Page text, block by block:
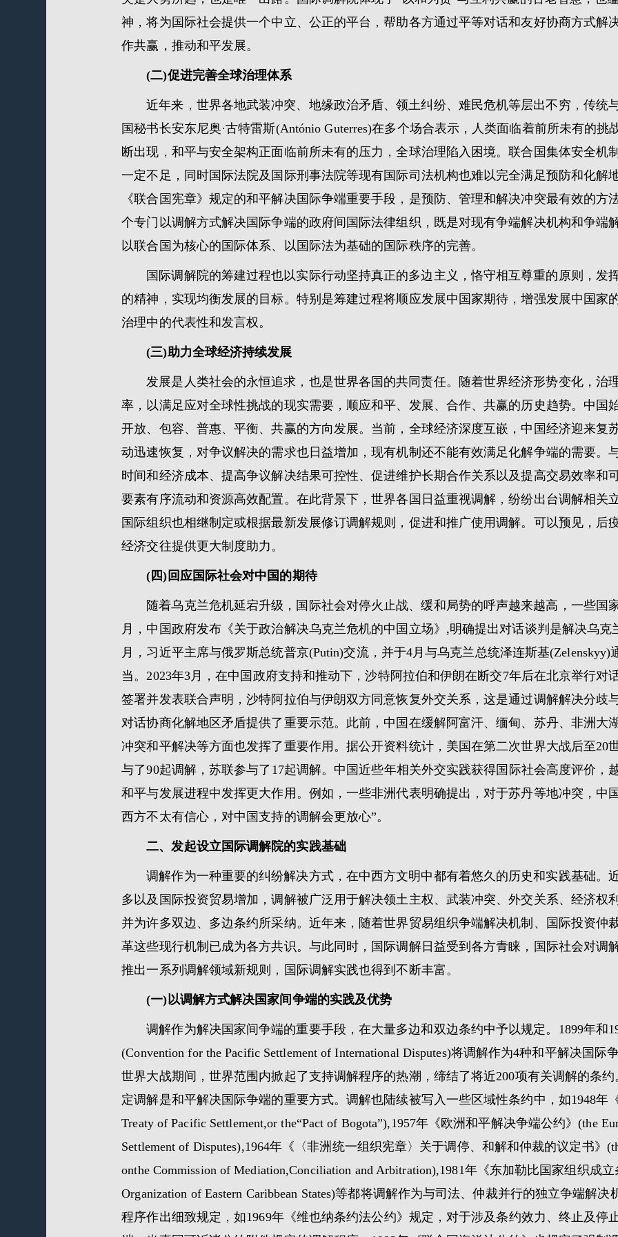
神，将为国际社会提供一个中立、公正的平台，帮助各方通过平等对话和友好协商方式解
作共赢，推动和平发展。
(二)促进完善全球治理体系
近年来，世界各地武装冲突、地缘政治矛盾、领土纠纷、难民危机等层出不穷，传统
国秘书长安东尼奥·古特雷斯(António Guterres)在多个场合表示，人类面临着前所未有的
断出现，和平与安全架构正面临前所未有的压力，全球治理陷入困境。联合国集体安全机
一定不足，同时国际法院及国际刑事法院等现有国际司法机构也难以完全满足预防和化解
《联合国宪章》规定的和平解决国际争端重要手段，是预防、管理和解决冲突最有效的方
个专门以调解方式解决国际争端的政府间国际法律组织，既是对现有争端解决机构和争端
以联合国为核心的国际体系、以国际法为基础的国际秩序的完善。
国际调解院的筹建过程也以实际行动坚持真正的多边主义，恪守相互尊重的原则，发
的精神，实现均衡发展的目标。特别是筹建过程将顺应发展中国家期待，增强发展中国家
治理中的代表性和发言权。
(三)助力全球经济持续发展
发展是人类社会的永恒追求，也是世界各国的共同责任。随着世界经济形势变化，治
率，以满足应对全球性挑战的现实需要，顺应和平、发展、合作、共赢的历史趋势。中国
开放、包容、普惠、平衡、共赢的方向发展。当前，全球经济深度互嵌，中国经济迎来复
动迅速恢复，对争议解决的需求也日益增加，现有机制还不能有效满足化解争端的需要。
时间和经济成本、提高争议解决结果可控性、促进维护长期合作关系以及提高交易效率和
要素有序流动和资源高效配置。在此背景下，世界各国日益重视调解，纷纷出台调解相关
国际组织也相继制定或根据最新发展修订调解规则，促进和推广使用调解。可以预见，后
经济交往提供更大制度助力。
(四)回应国际社会对中国的期待
随着乌克兰危机延宕升级，国际社会对停火止战、缓和局势的呼声越来越高，一些国
月，中国政府发布《关于政治解决乌克兰危机的中国立场》,明确提出对话谈判是解决乌克
月，习近平主席与俄罗斯总统普京(Putin)交流，并于4月与乌克兰总统泽连斯基
当。2023年3月，在中国政府支持和推动下，沙特阿拉伯和伊朗在断交7年后在北京举行对
签署并发表联合声明，沙特阿拉伯与伊朗双方同意恢复外交关系，这是通过调解解决分歧
对话协商化解地区矛盾提供了重要示范。此前，中国在缓解阿富汗、缅甸、苏丹、非洲大
冲突和平解决等方面也发挥了重要作用。据公开资料统计，美国在第二次世界大战后至20
与了90起调解，苏联参与了17起调解。中国近些年相关外交实践获得国际社会高度评价，
和平与发展进程中发挥更大作用。例如，一些非洲代表明确提出，对于苏丹等地冲突，中
西方不太有信心，对中国支持的调解会更放心”。
二、发起设立国际调解院的实践基础
调解作为一种重要的纠纷解决方式，在中西方文明中都有着悠久的历史和实践基础。
多以及国际投资贸易增加，调解被广泛用于解决领土主权、武装冲突、外交关系、经济权
并为许多双边、多边条约所采纳。近年来，随着世界贸易组织争端解决机制、国际投资仲
革这些现行机制已成为各方共识。与此同时，国际调解日益受到各方青睐，国际社会对调
推出一系列调解领域新规则，国际调解实践也得到不断丰富。
(一)以调解方式解决国家间争端的实践及优势
调解作为解决国家间争端的重要手段，在大量多边和双边条约中予以规定。1899年和
(Convention for the Pacific Settlement of International Disputes)将调解作为4种和平解决国际
世界大战期间，世界范围内掀起了支持调解程序的热潮，缔结了将近200项有关调解的条
定调解是和平解决国际争端的重要方式。调解也陆续被写入一些区域性条约中，如1948年
Treaty of Pacific Settlement,or the“Pact of Bogota”),1957年《欧洲和平解决争端公约》(the
Settlement of Disputes),1964年《〈非洲统一组织宪章〉关于调停、和解和仲裁的议定书》
onthe Commission of Mediation,Conciliation and Arbitration),1981年《东加勒比国家组织成立
Organization of Eastern Caribbean States)等都将调解作为与司法、仲裁并行的独立争端解
程序作出细致规定，如1969年《维也纳条约法公约》规定，对于涉及条约效力、终止及停